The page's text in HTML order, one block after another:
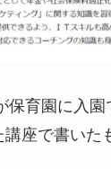
保育園に入
座で書いた